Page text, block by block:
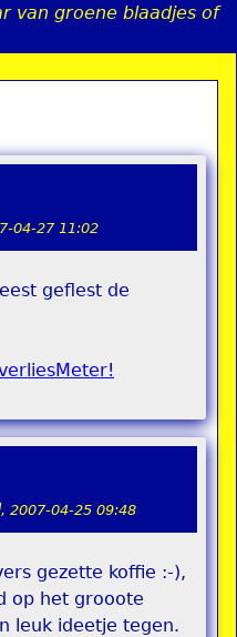
van groene blaadjes of
04-27 11:02
geflest de
2007-04-25 09:48
gezette koffie :-),
op het grooote
leuk ideetje tegen.